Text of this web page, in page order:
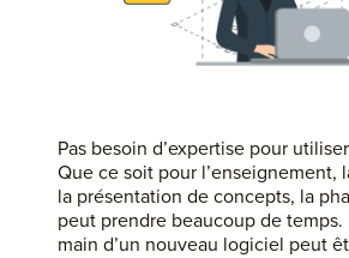
Pas besoin d’expertise pour
Que ce soit pour l’enseignement,
la présentation de concepts, la
peut prendre beaucoup de temps.
main d’un nouveau logiciel peut